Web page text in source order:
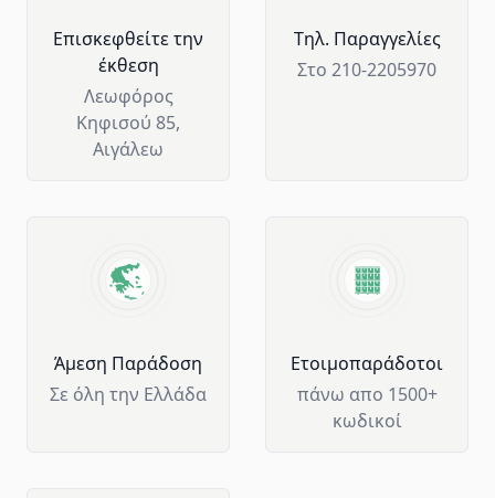
Επισκεφθείτε την
έκθεση
Λεωφόρος
Κηφισού 85,
Αιγάλεω
Tηλ. Παραγγελίες
Στο 210-2205970
Άμεση Παράδοση
Σε όλη την Ελλάδα
Ετοιμοπαράδοτοι
πάνω απο 1500+
κωδικοί